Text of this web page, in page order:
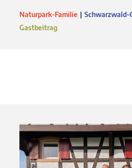
Naturpark-Familie
Schwarzwald-
Gastbeitrag